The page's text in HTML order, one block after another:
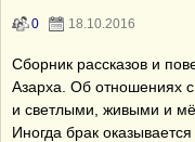
0 18.10.2016
Сборник рассказов и
Азарха. Об отношениях
и светлыми, живыми и
Иногда брак